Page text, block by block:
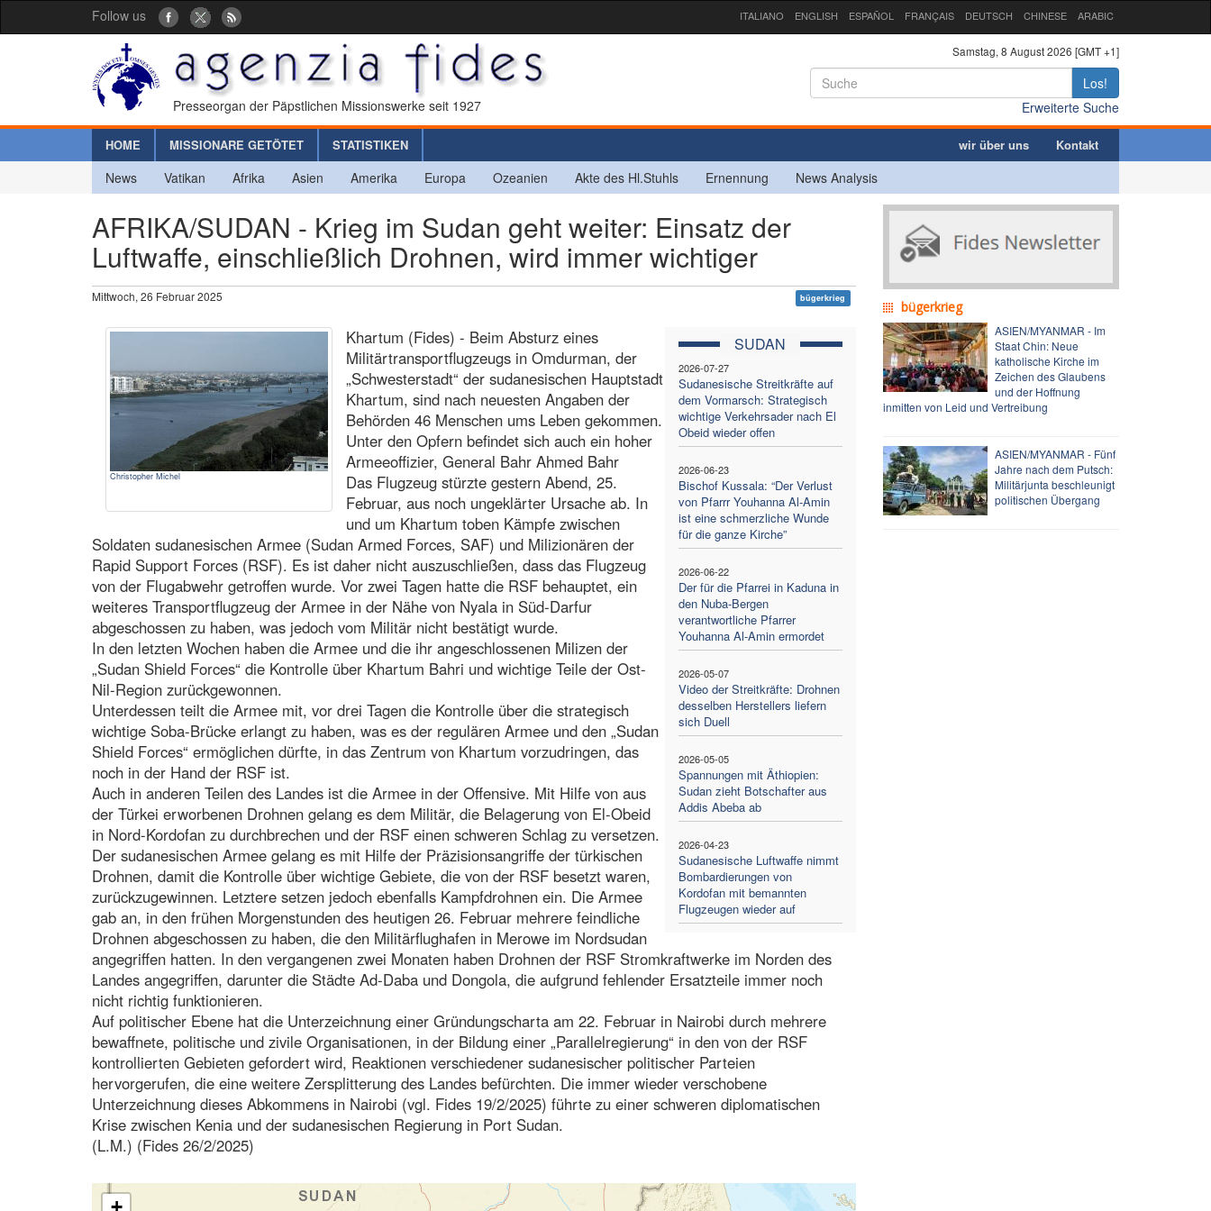
Follow us ITALIANO ENGLISH ESPAÑOL FRANÇAIS DEUTSCH CHINESE ARABIC
Presseorgan der Päpstlichen Missionswerke seit 1927
Samstag, 8 August 2026 [GMT +1]
Los!
Erweiterte Suche
HOME MISSIONARE GETÖTET STATISTIKEN wir über uns Kontakt
News Vatikan Afrika Asien Amerika Europa Ozeanien Akte des Hl.Stuhls Ernennung News Analysis
AFRIKA/SUDAN - Krieg im Sudan geht weiter: Einsatz der
Luftwaffe, einschließlich Drohnen, wird immer wichtiger
Mittwoch, 26 Februar 2025 bügerkrieg
Christopher Michel
SUDAN
2026-07-27
Sudanesische Streitkräfte auf
dem Vormarsch: Strategisch
wichtige Verkehrsader nach El
Obeid wieder offen
2026-06-23
Bischof Kussala: “Der Verlust
von Pfarrr Youhanna Al-Amin
ist eine schmerzliche Wunde
für die ganze Kirche”
2026-06-22
Der für die Pfarrei in Kaduna in
den Nuba-Bergen
verantwortliche Pfarrer
Youhanna Al-Amin ermordet
2026-05-07
Video der Streitkräfte: Drohnen
desselben Herstellers liefern
sich Duell
2026-05-05
Spannungen mit Äthiopien:
Sudan zieht Botschafter aus
Addis Abeba ab
2026-04-23
Sudanesische Luftwaffe nimmt
Bombardierungen von
Kordofan mit bemannten
Flugzeugen wieder auf
Khartum (Fides) - Beim Absturz eines
Militärtransportflugzeugs in Omdurman, der
„Schwesterstadt“ der sudanesischen Hauptstadt
Khartum, sind nach neuesten Angaben der
Behörden 46 Menschen ums Leben gekommen.
Unter den Opfern befindet sich auch ein hoher
Armeeoffizier, General Bahr Ahmed Bahr
Das Flugzeug stürzte gestern Abend, 25.
Februar, aus noch ungeklärter Ursache ab. In
und um Khartum toben Kämpfe zwischen
Soldaten sudanesischen Armee (Sudan Armed Forces, SAF) und Milizionären der
Rapid Support Forces (RSF). Es ist daher nicht auszuschließen, dass das Flugzeug
von der Flugabwehr getroffen wurde. Vor zwei Tagen hatte die RSF behauptet, ein
weiteres Transportflugzeug der Armee in der Nähe von Nyala in Süd-Darfur
abgeschossen zu haben, was jedoch vom Militär nicht bestätigt wurde.
In den letzten Wochen haben die Armee und die ihr angeschlossenen Milizen der
„Sudan Shield Forces“ die Kontrolle über Khartum Bahri und wichtige Teile der Ost-
Nil-Region zurückgewonnen.
Unterdessen teilt die Armee mit, vor drei Tagen die Kontrolle über die strategisch
wichtige Soba-Brücke erlangt zu haben, was es der regulären Armee und den „Sudan
Shield Forces“ ermöglichen dürfte, in das Zentrum von Khartum vorzudringen, das
noch in der Hand der RSF ist.
Auch in anderen Teilen des Landes ist die Armee in der Offensive. Mit Hilfe von aus
der Türkei erworbenen Drohnen gelang es dem Militär, die Belagerung von El-Obeid
in Nord-Kordofan zu durchbrechen und der RSF einen schweren Schlag zu versetzen.
Der sudanesischen Armee gelang es mit Hilfe der Präzisionsangriffe der türkischen
Drohnen, damit die Kontrolle über wichtige Gebiete, die von der RSF besetzt waren,
zurückzugewinnen. Letztere setzen jedoch ebenfalls Kampfdrohnen ein. Die Armee
gab an, in den frühen Morgenstunden des heutigen 26. Februar mehrere feindliche
Drohnen abgeschossen zu haben, die den Militärflughafen in Merowe im Nordsudan
angegriffen hatten. In den vergangenen zwei Monaten haben Drohnen der RSF Stromkraftwerke im Norden des
Landes angegriffen, darunter die Städte Ad-Daba und Dongola, die aufgrund fehlender Ersatzteile immer noch
nicht richtig funktionieren.
Auf politischer Ebene hat die Unterzeichnung einer Gründungscharta am 22. Februar in Nairobi durch mehrere
bewaffnete, politische und zivile Organisationen, in der Bildung einer „Parallelregierung“ in den von der RSF
kontrollierten Gebieten gefordert wird, Reaktionen verschiedener sudanesischer politischer Parteien
hervorgerufen, die eine weitere Zersplitterung des Landes befürchten. Die immer wieder verschobene
Unterzeichnung dieses Abkommens in Nairobi (vgl. Fides 19/2/2025) führte zu einer schweren diplomatischen
Krise zwischen Kenia und der sudanesischen Regierung in Port Sudan.
(L.M.) (Fides 26/2/2025)
bügerkrieg
ASIEN/MYANMAR - Im
Staat Chin: Neue
katholische Kirche im
Zeichen des Glaubens
und der Hoffnung
inmitten von Leid und Vertreibung
ASIEN/MYANMAR - Fünf
Jahre nach dem Putsch:
Militärjunta beschleunigt
politischen Übergang